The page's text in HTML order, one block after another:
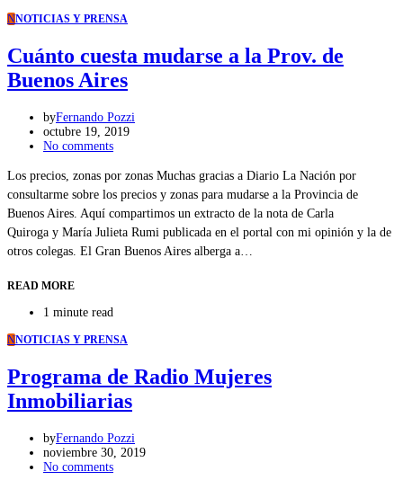
NNOTICIAS Y PRENSA
Cuánto cuesta mudarse a la Prov. de
Buenos Aires
byFernando Pozzi
octubre 19, 2019
No comments
Los precios, zonas por zonas Muchas gracias a Diario La Nación por
consultarme sobre los precios y zonas para mudarse a la Provincia de
Buenos Aires. Aquí compartimos un extracto de la nota de Carla
Quiroga y María Julieta Rumi publicada en el portal con mi opinión y la de
otros colegas. El Gran Buenos Aires alberga a…
READ MORE
1 minute read
NNOTICIAS Y PRENSA
Programa de Radio Mujeres
Inmobiliarias
byFernando Pozzi
noviembre 30, 2019
No comments